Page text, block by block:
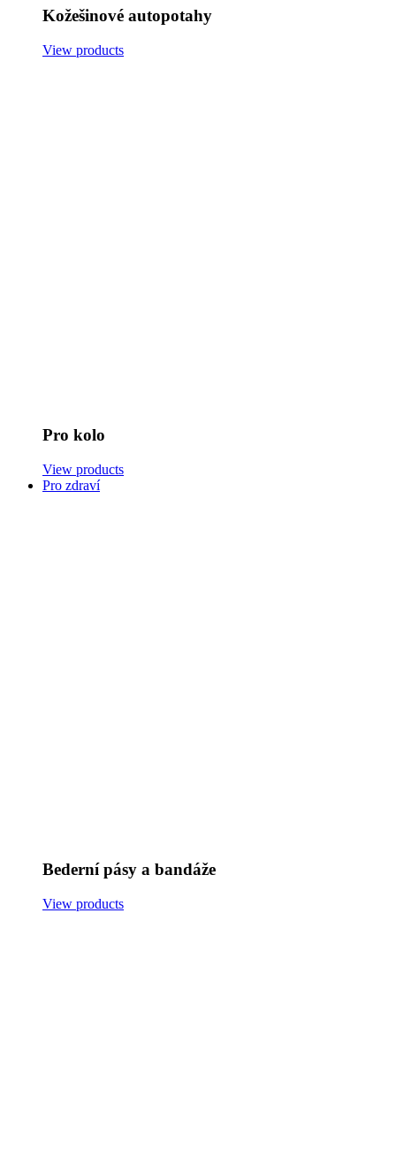
Kožešinové autopotahy
View products
Pro kolo
View products
Pro zdraví
Bederní pásy a bandáže
View products